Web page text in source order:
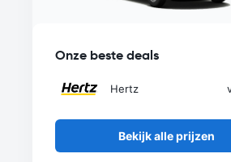
Onze beste deals
Hertz
Bekijk alle prijzen